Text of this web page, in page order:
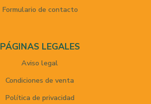
Formulario de contacto
PÁGINAS LEGALES
Aviso legal
Condiciones de venta
Política de privacidad